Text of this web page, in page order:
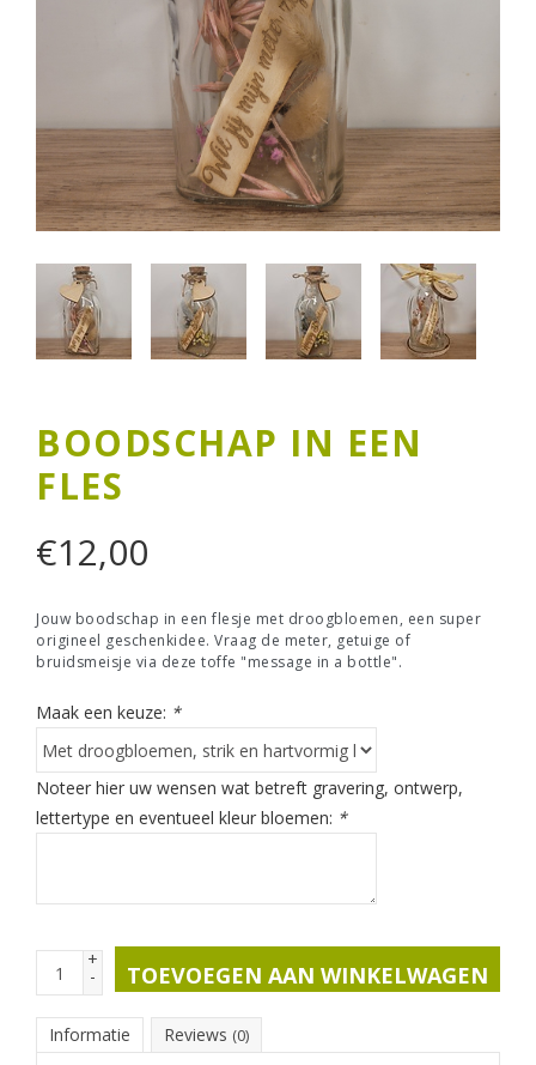
BOODSCHAP IN EEN
FLES
€12,00
Jouw boodschap in een flesje met droogbloemen, een super
origineel geschenkidee. Vraag de meter, getuige of
bruidsmeisje via deze toffe "message in a bottle".
Maak een keuze: *
Noteer hier uw wensen wat betreft gravering, ontwerp,
lettertype en eventueel kleur bloemen: *
+
- TOEVOEGEN AAN WINKELWAGEN
Informatie Reviews (0)